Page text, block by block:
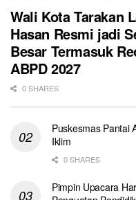
Wali Kota Tarakan
Hasan Resmi jadi
Besar Termasuk
ABPD 2027
0 SHARES
Puskesmas Pantai
Iklim
0 SHARES
Pimpin Upacara